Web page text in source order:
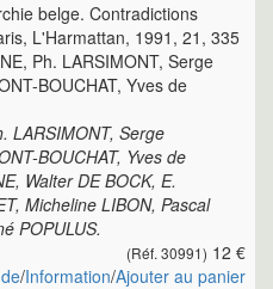
belge. Contradictions
L'Harmattan, 1991, 21, 335
Ph. LARSIMONT, Serge
BOUCHAT, Yves de
LARSIMONT, Serge
BOUCHAT, Yves de
Walter DE BOCK, E.
Micheline LIBON, Pascal
POPULUS.
(Réf. 30991) 12 €
/Information/Ajouter au panier